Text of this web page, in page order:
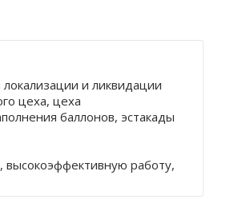
и ликвидации
цеха, цеха
баллонов, эстакады
высокоэффективную работу,